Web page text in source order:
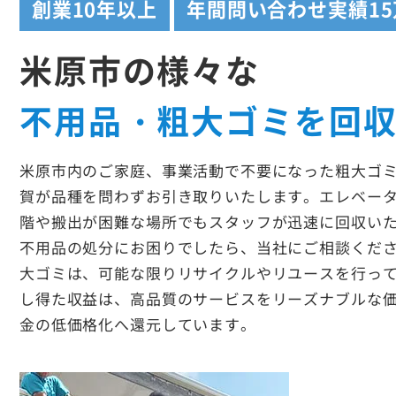
創業10年以上 年間問い合わせ実績
米原市の様々な
不用品・粗大ゴミを回
米原市内のご家庭、事業活動で不要になった粗大ゴ
賀が品種を問わずお引き取りいたします。エレベー
階や搬出が困難な場所でもスタッフが迅速に回収い
不用品の処分にお困りでしたら、当社にご相談くだ
大ゴミは、可能な限りリサイクルやリユースを行っ
し得た収益は、高品質のサービスをリーズナブルな
金の低価格化へ還元しています。